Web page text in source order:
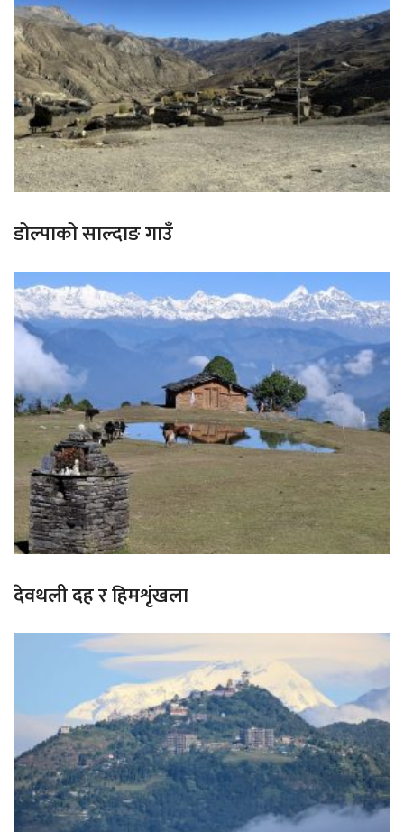
डोल्पाको साल्दाङ गाउँ
देवथली दह र हिमशृंखला